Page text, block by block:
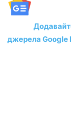
джерела Google